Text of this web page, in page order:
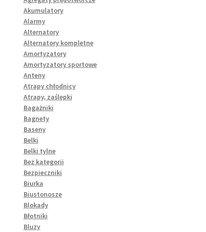
Akumulatory
Alarmy
Alternatory
Alternatory kompletne
Amortyzatory
Amortyzatory sportowe
Anteny
Atrapy chłodnicy
Atrapy, zaślepki
Bagażniki
Bagnety
Baseny
Belki
Belki tylne
Bez kategorii
Bezpieczniki
Biurka
Biustonosze
Blokady
Błotniki
Bluzy